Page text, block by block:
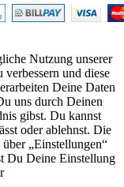
Nutzung unserer
verbessern und diese
Deine Daten
uns durch Deinen
gibst. Du kannst
oder ablehnst. Die
„Einstellungen“
Du Deine Einstellung